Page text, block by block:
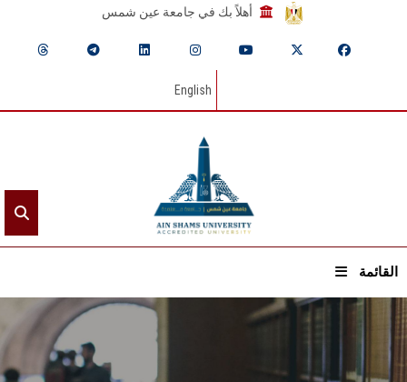
أهلاً بك في جامعة عين شمس
English
القائمة
الرئيسيـة
عن الجامعة